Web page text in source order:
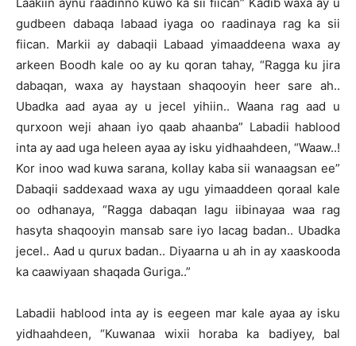
gudbeen dabaqa labaad iyaga oo raadinaya rag ka sii
fiican. Markii ay dabaqii Labaad yimaaddeena waxa ay
arkeen Boodh kale oo ay ku qoran tahay, “Ragga ku jira
dabaqan, waxa ay haystaan shaqooyin heer sare ah..
Ubadka aad ayaa ay u jecel yihiin.. Waana rag aad u
qurxoon weji ahaan iyo qaab ahaanba” Labadii hablood
inta ay aad uga heleen ayaa ay isku yidhaahdeen, “Waaw..!
Kor inoo wad kuwa sarana, kollay kaba sii wanaagsan ee”
Dabaqii saddexaad waxa ay ugu yimaaddeen qoraal kale
oo odhanaya, “Ragga dabaqan lagu iibinayaa waa rag
hasyta shaqooyin mansab sare iyo lacag badan.. Ubadka
jecel.. Aad u qurux badan.. Diyaarna u ah in ay xaaskooda
ka caawiyaan shaqada Guriga..”
Labadii hablood inta ay is eegeen mar kale ayaa ay isku
yidhaahdeen, “Kuwanaa wixii horaba ka badiyey, bal